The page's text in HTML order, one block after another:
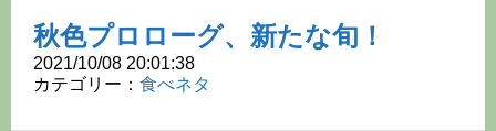
秋色プロローグ、新たな旬！
2021/10/08 20:01:38
カテゴリー： 食べネタ